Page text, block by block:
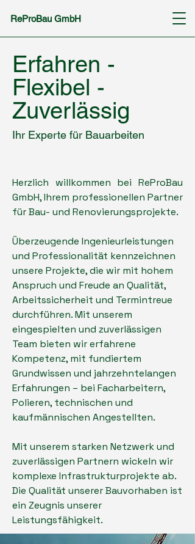
ReProBau GmbH
Erfahren -
Flexibel -
Zuverlässig
Ihr Experte für Bauarbeiten
Herzlich willkommen bei ReProBau
GmbH, Ihrem professionellen Partner
für Bau- und Renovierungsprojekte.
Überzeugende Ingenieurleistungen
und Professionalität kennzeichnen
unsere Projekte, die wir mit hohem
Anspruch und Freude an Qualität,
Arbeitssicherheit und Termintreue
durchführen. Mit unserem
eingespielten und zuverlässigen
Team bieten wir erfahrene
Kompetenz, mit fundiertem
Grundwissen und jahrzehntelangen
Erfahrungen – bei Facharbeitern,
Polieren, technischen und
kaufmännischen Angestellten.
Mit unserem starken Netzwerk und
zuverlässigen Partnern wickeln wir
komplexe Infrastrukturprojekte ab.
Die Qualität unserer Bauvorhaben ist
ein Zeugnis unserer
Leistungsfähigkeit.